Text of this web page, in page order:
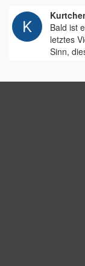
Bald ist
letztes
Sinn,